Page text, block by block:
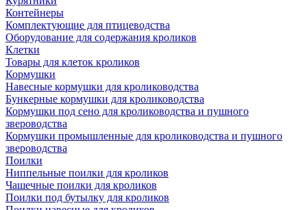
Контейнеры
Комплектующие для птицеводства
Оборудование для содержания кроликов
Клетки
Товары для клеток кроликов
Кормушки
Навесные кормушки для кролиководства
Бункерные кормушки для кролиководства
Кормушки под сено для кролиководства и пушного
звероводства
Кормушки промышленные для кролиководства и пушного
звероводства
Поилки
Ниппельные поилки для кроликов
Чашечные поилки для кроликов
Поилки под бутылку для кроликов